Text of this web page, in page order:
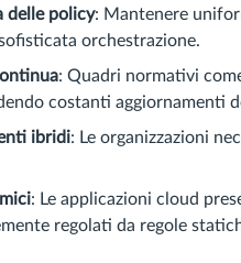
delle policy: Mantenere
orchestrazione.
: Quadri normativi
costanti aggiornamenti
ibridi: Le organizzazioni
: Le applicazioni cloud
regolati da regole